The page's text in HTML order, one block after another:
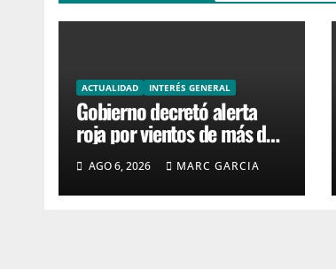
ACTUALIDAD INTERÉS GENERAL
Gobierno decretó alerta
roja por vientos de más de
120 km/h en la costa de
Canelones, Maldonado y
Rocha
AGO 6, 2026 MARC GARCIA